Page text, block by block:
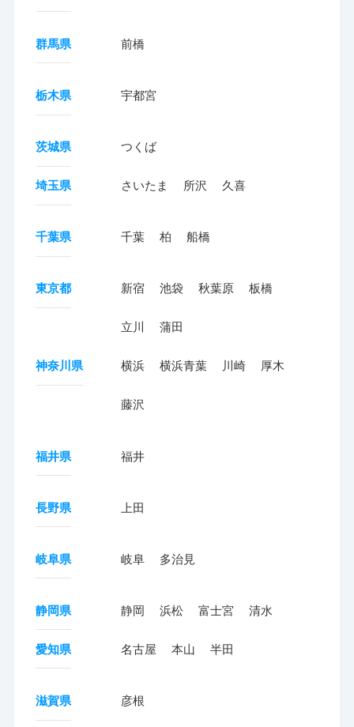
群馬県 前橋
栃木県 宇都宮
茨城県 つくば
埼玉県 さいたま 所沢 久喜
千葉県 千葉 柏 船橋
東京都 新宿 池袋 秋葉原 板橋
立川 蒲田
神奈川県 横浜 横浜青葉 川崎 厚木
藤沢
福井県 福井
長野県 上田
岐阜県 岐阜 多治見
静岡県 静岡 浜松 富士宮 清水
愛知県 名古屋 本山 半田
滋賀県 彦根